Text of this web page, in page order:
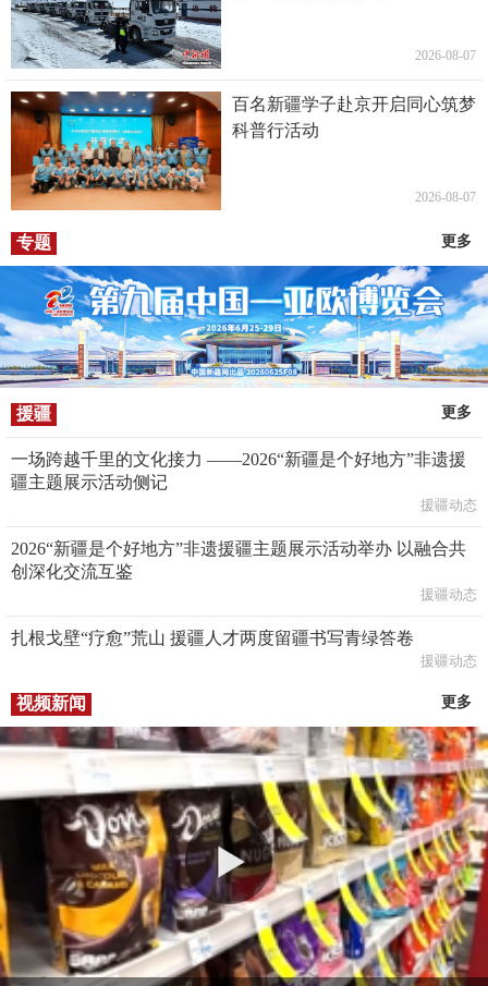
2026-08-07
百名新疆学子赴京开启同心筑梦
科普行活动
2026-08-07
专题 更多
援疆 更多
一场跨越千里的文化接力 ——2026“新疆是个好地方”非遗援
疆主题展示活动侧记
援疆动态
2026“新疆是个好地方”非遗援疆主题展示活动举办 以融合共
创深化交流互鉴
援疆动态
扎根戈壁“疗愈”荒山 援疆人才两度留疆书写青绿答卷
援疆动态
视频新闻 更多